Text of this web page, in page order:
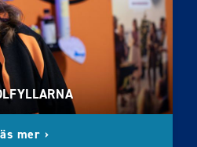
mer ›